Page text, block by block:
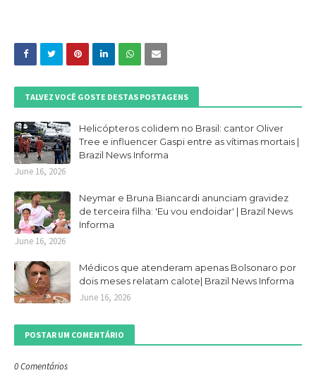
TALVEZ VOCÊ GOSTE DESTAS POSTAGENS
Helicópteros colidem no Brasil: cantor Oliver
Tree e influencer Gaspi entre as vítimas mortais |
Brazil News Informa
June 16, 2026
Neymar e Bruna Biancardi anunciam gravidez
de terceira filha: 'Eu vou endoidar' | Brazil News
Informa
June 16, 2026
Médicos que atenderam apenas Bolsonaro por
dois meses relatam calote| Brazil News Informa
June 16, 2026
POSTAR UM COMENTÁRIO
0 Comentários